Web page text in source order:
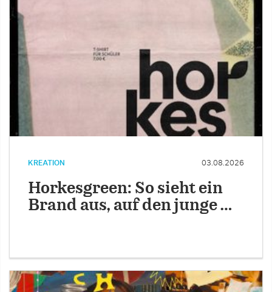
KREATION 03.08.2026
Horkesgreen: So sieht ein
Brand aus, auf den junge …